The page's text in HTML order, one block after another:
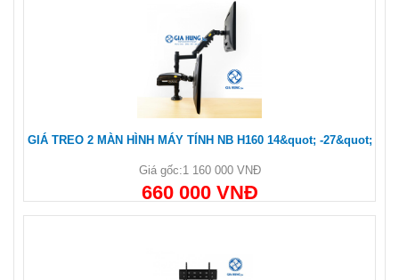
GIÁ TREO 2 MÀN HÌNH MÁY TÍNH NB H160 14&quot; -27&quot;
Giá gốc:1 160 000 VNĐ
660 000 VNĐ